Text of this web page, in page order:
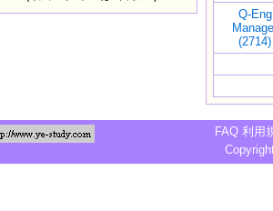
Q-Eng
(2714)
FAQ 利用